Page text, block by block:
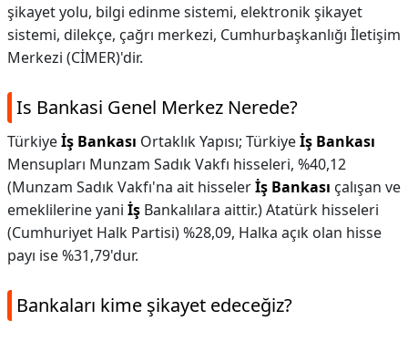
şikayet yolu, bilgi edinme sistemi, elektronik şikayet
sistemi, dilekçe, çağrı merkezi, Cumhurbaşkanlığı İletişim
Merkezi (CİMER)'dir.
Is Bankasi Genel Merkez Nerede?
Türkiyeİş Bankası Ortaklık Yapısı; Türkiyeİş Bankası
Mensupları Munzam Sadık Vakfı hisseleri, %40,12
(Munzam Sadık Vakfı'na ait hisselerİş Bankası çalışan ve
emeklilerine yani İş Bankalılara aittir.) Atatürk hisseleri
(Cumhuriyet Halk Partisi) %28,09, Halka açık olan hisse
payı ise %31,79'dur.
Bankaları kime şikayet edeceğiz?